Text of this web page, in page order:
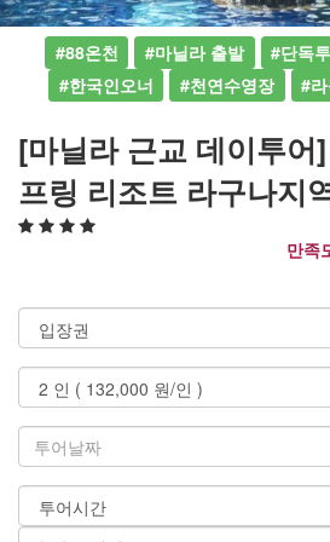
#88온천 #마닐라 출발 #단독
#한국인오너
#천연수영장 #
[마닐라 근교 데이투어
프링 리조트 라구나지
만족